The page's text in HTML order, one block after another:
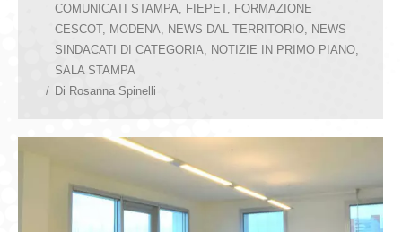
COMUNICATI STAMPA
FIEPET, FORMAZIONE
CESCOT, MODENA NEWS DAL TERRITORIO
NEWS
SINDACATI DI CATEGORIA
NOTIZIE IN PRIMO PIANO
SALA STAMPA
Di Rosanna Spinelli